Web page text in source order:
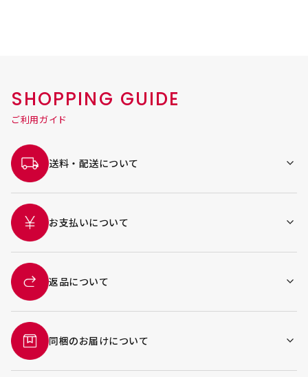
SHOPPING GUIDE
ご利用ガイド
送料・配送について
お支払いについて
返品について
同梱のお届けについて